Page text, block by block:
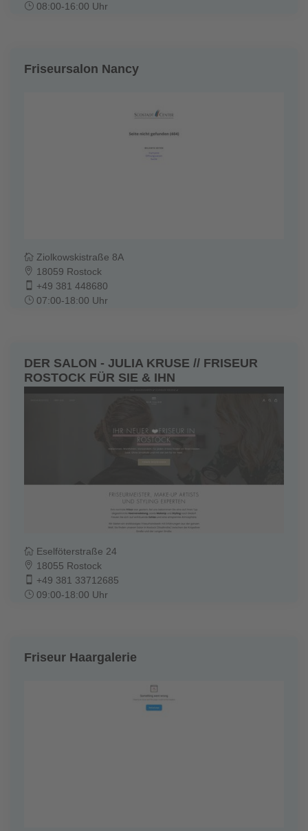
08:00-16:00 Uhr
Friseursalon Nancy
Ziolkowskistraße 8A
18059 Rostock
+49 381 448680
07:00-18:00 Uhr
DER SALON - JULIA KRUSE // FRISEUR
ROSTOCK FÜR SIE & IHN
Eselföterstraße 24
18055 Rostock
+49 381 33712685
09:00-18:00 Uhr
Friseur Haargalerie